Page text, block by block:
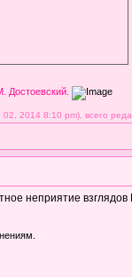
Достоевский.
2014 8:10 pm), всего
неприятие